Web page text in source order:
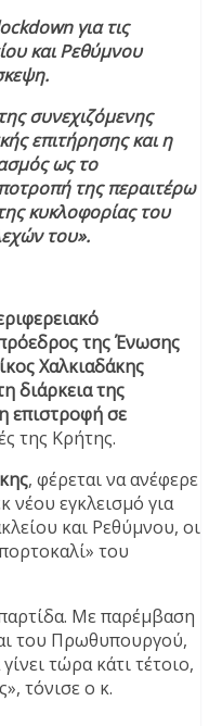
για τις
και Ρεθύμνου
συνεχιζόμενης
επιτήρησης και η
ως το
της περαιτέρω
κυκλοφορίας του
του».
της Ένωσης
Χαλκιαδάκης
διάρκεια της
επιστροφή σε
της Κρήτης.
, φέρεται να ανέφερε
νέου εγκλεισμό για
και Ρεθύμνου, οι
του
Με παρέμβαση
του Πρωθυπουργού,
τώρα κάτι τέτοιο,
τόνισε ο κ.